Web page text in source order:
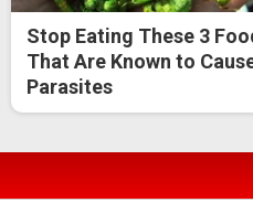
Stop Eating These 3
That Are Known to
Parasites